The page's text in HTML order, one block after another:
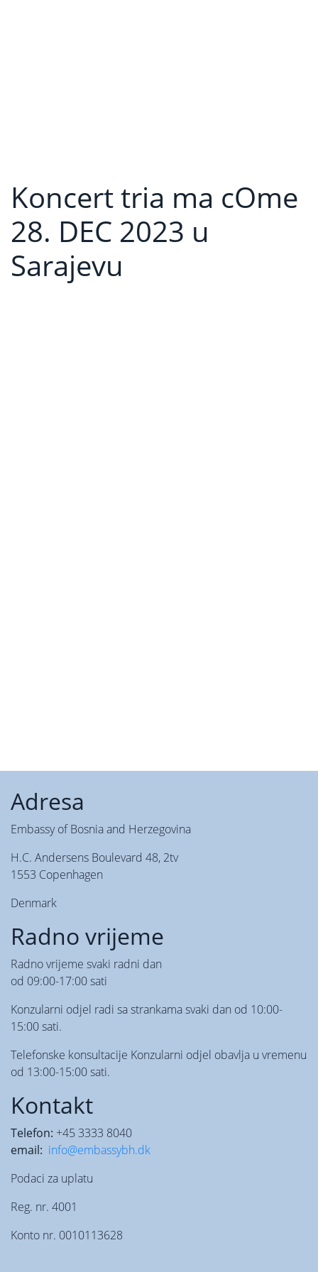
Koncert tria ma cOme
28. DEC 2023 u
Sarajevu
Adresa
Embassy of Bosnia and Herzegovina
H.C. Andersens Boulevard 48, 2tv
1553 Copenhagen
Denmark
Radno vrijeme
Radno vrijeme svaki radni dan
od 09:00-17:00 sati
Konzularni odjel radi sa strankama svaki dan od 10:00-
15:00 sati.
Telefonske konsultacije Konzularni odjel obavlja u vremenu
od 13:00-15:00 sati.
Kontakt
Telefon: +45 3333 8040
email: info@embassybh.dk
Podaci za uplatu
Reg. nr. 4001
Konto nr. 0010113628